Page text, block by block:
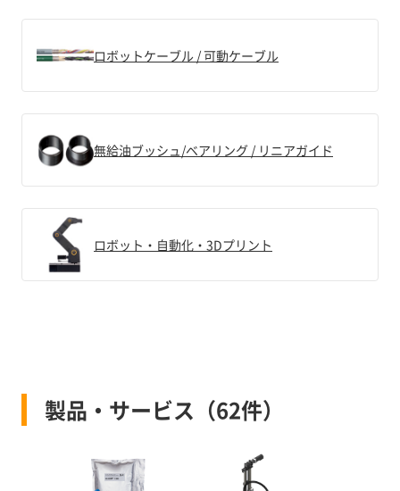
ロボットケーブル / 可動ケーブル
無給油ブッシュ/ベアリング / リニアガイド
ロボット・自動化・3Dプリント
製品・サービス（62件）